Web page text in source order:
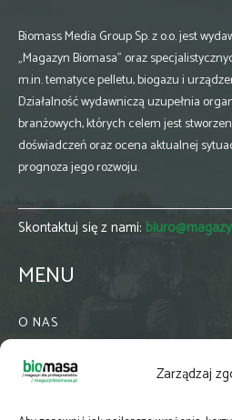
Zarządzaj
Biomass Media Group Sp. z o.o. jest
„Magazyn Biomasa” oraz
m.in. tematyce pelletu, biogazu i
Działalność wydawniczą uzupełnia
branżowych, których celem jest
doświadczeń oraz ocena aktualnej
prognoza jego rozwoju.
Skontaktuj się z nami:
MENU
O NAS
WSPÓŁPRACA